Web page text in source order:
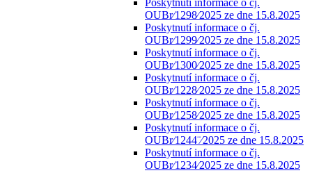
Poskytnutí informace o čj.
OUBr⁄1298⁄2025 ze dne 15.8.2025
Poskytnutí informace o čj.
OUBr⁄1299⁄2025 ze dne 15.8.2025
Poskytnutí informace o čj.
OUBr⁄1300⁄2025 ze dne 15.8.2025
Poskytnutí informace o čj.
OUBr⁄1228⁄2025 ze dne 15.8.2025
Poskytnutí informace o čj.
OUBr⁄1258⁄2025 ze dne 15.8.2025
Poskytnutí informace o čj.
OUBr⁄1244¨⁄2025 ze dne 15.8.2025
Poskytnutí informace o čj.
OUBr⁄1234⁄2025 ze dne 15.8.2025